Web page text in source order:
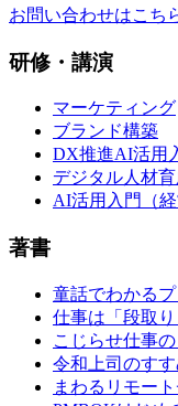
お問い合わせはこち
研修・講演
マーケティング
ブランド構築
DX推進AI活用
デジタル人材
AI活用入門（経
著書
童話でわかる
仕事は「段取
こじらせ仕事
令和上司のすす
まわるリモー